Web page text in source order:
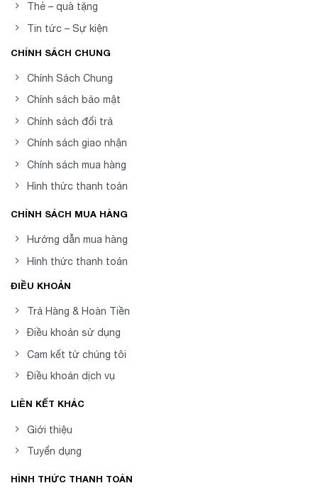
Thẻ – quà tặng
Tin tức – Sự kiện
CHÍNH SÁCH CHUNG
Chính Sách Chung
Chính sách bảo mật
Chính sách đổi trả
Chính sách giao nhận
Chính sách mua hàng
Hình thức thanh toán
CHÍNH SÁCH MUA HÀNG
Hướng dẫn mua hàng
Hình thức thanh toán
ĐIỀU KHOẢN
Trả Hàng & Hoàn Tiền
Điều khoản sử dụng
Cam kết từ chúng tôi
Điều khoản dịch vụ
LIÊN KẾT KHÁC
Giới thiệu
Tuyển dụng
HÌNH THỨC THANH TOÁN